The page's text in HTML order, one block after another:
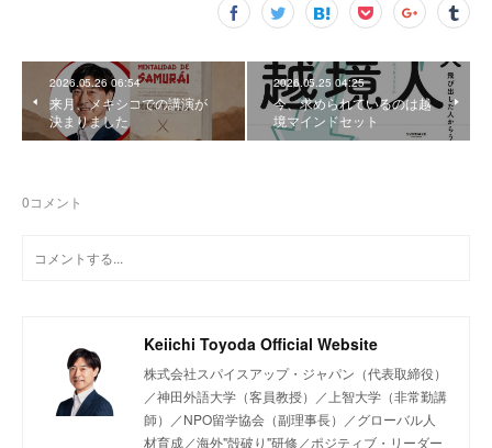
2026.05.26 06:54
来月、メキシコでの講演が
決まりました
2026.05.25 04:25
今、求められているのは越
境マインドセット
0コメント
Keiichi Toyoda Official Website
株式会社スパイスアップ・ジャパン（代表取締役）
／神田外語大学（客員教授）／上智大学（非常勤講
師）／NPO留学協会（副理事長）／グローバル人
材育成／海外"殻破り"研修／ポジティブ・リーダー